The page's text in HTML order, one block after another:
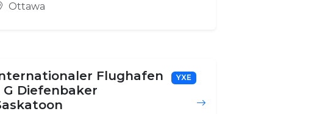
Ottawa
Flughafen
G Diefenbaker
YXE